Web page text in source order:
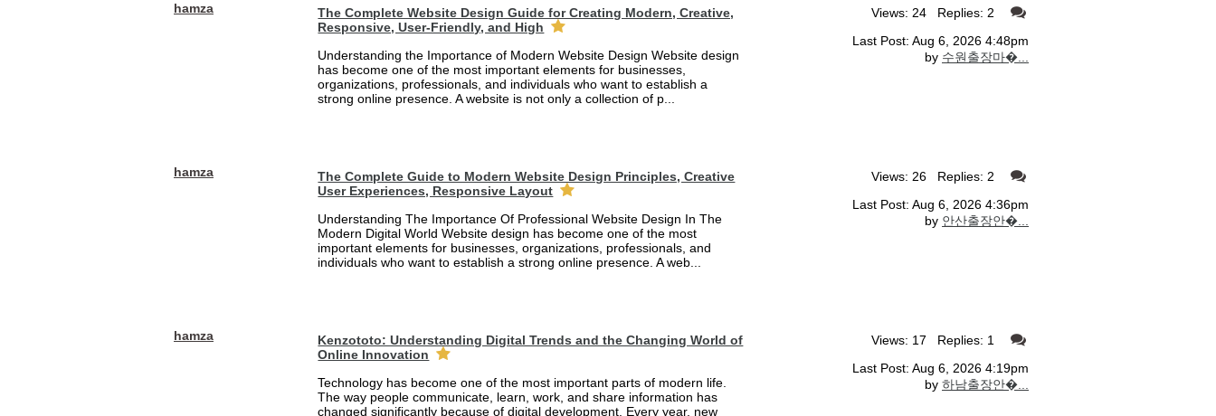
hamza
The Complete Website Design Guide for Creating Modern, Creative,
Responsive, User-Friendly, and High
Understanding the Importance of Modern Website Design Website design
has become one of the most important elements for businesses,
organizations, professionals, and individuals who want to establish a
strong online presence. A website is not only a collection of p...
Views: 24 Replies: 2
Last Post: Aug 6, 2026 4:48pm
by 수원출장마�...
hamza
The Complete Guide to Modern Website Design Principles, Creative
User Experiences, Responsive Layout
Understanding The Importance Of Professional Website Design In The
Modern Digital World Website design has become one of the most
important elements for businesses, organizations, professionals, and
individuals who want to establish a strong online presence. A web...
Views: 26 Replies: 2
Last Post: Aug 6, 2026 4:36pm
by 안산출장안�...
hamza
Kenzototo: Understanding Digital Trends and the Changing World of
Online Innovation
Technology has become one of the most important parts of modern life.
The way people communicate, learn, work, and share information has
changed significantly because of digital development. Every year, new
Views: 17 Replies: 1
Last Post: Aug 6, 2026 4:19pm
by 하남출장안�...